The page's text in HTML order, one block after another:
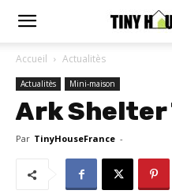
Accueil Actualitès
Actualitès Mini-maison
Ark Shelter
Par TinyHouseFrance -